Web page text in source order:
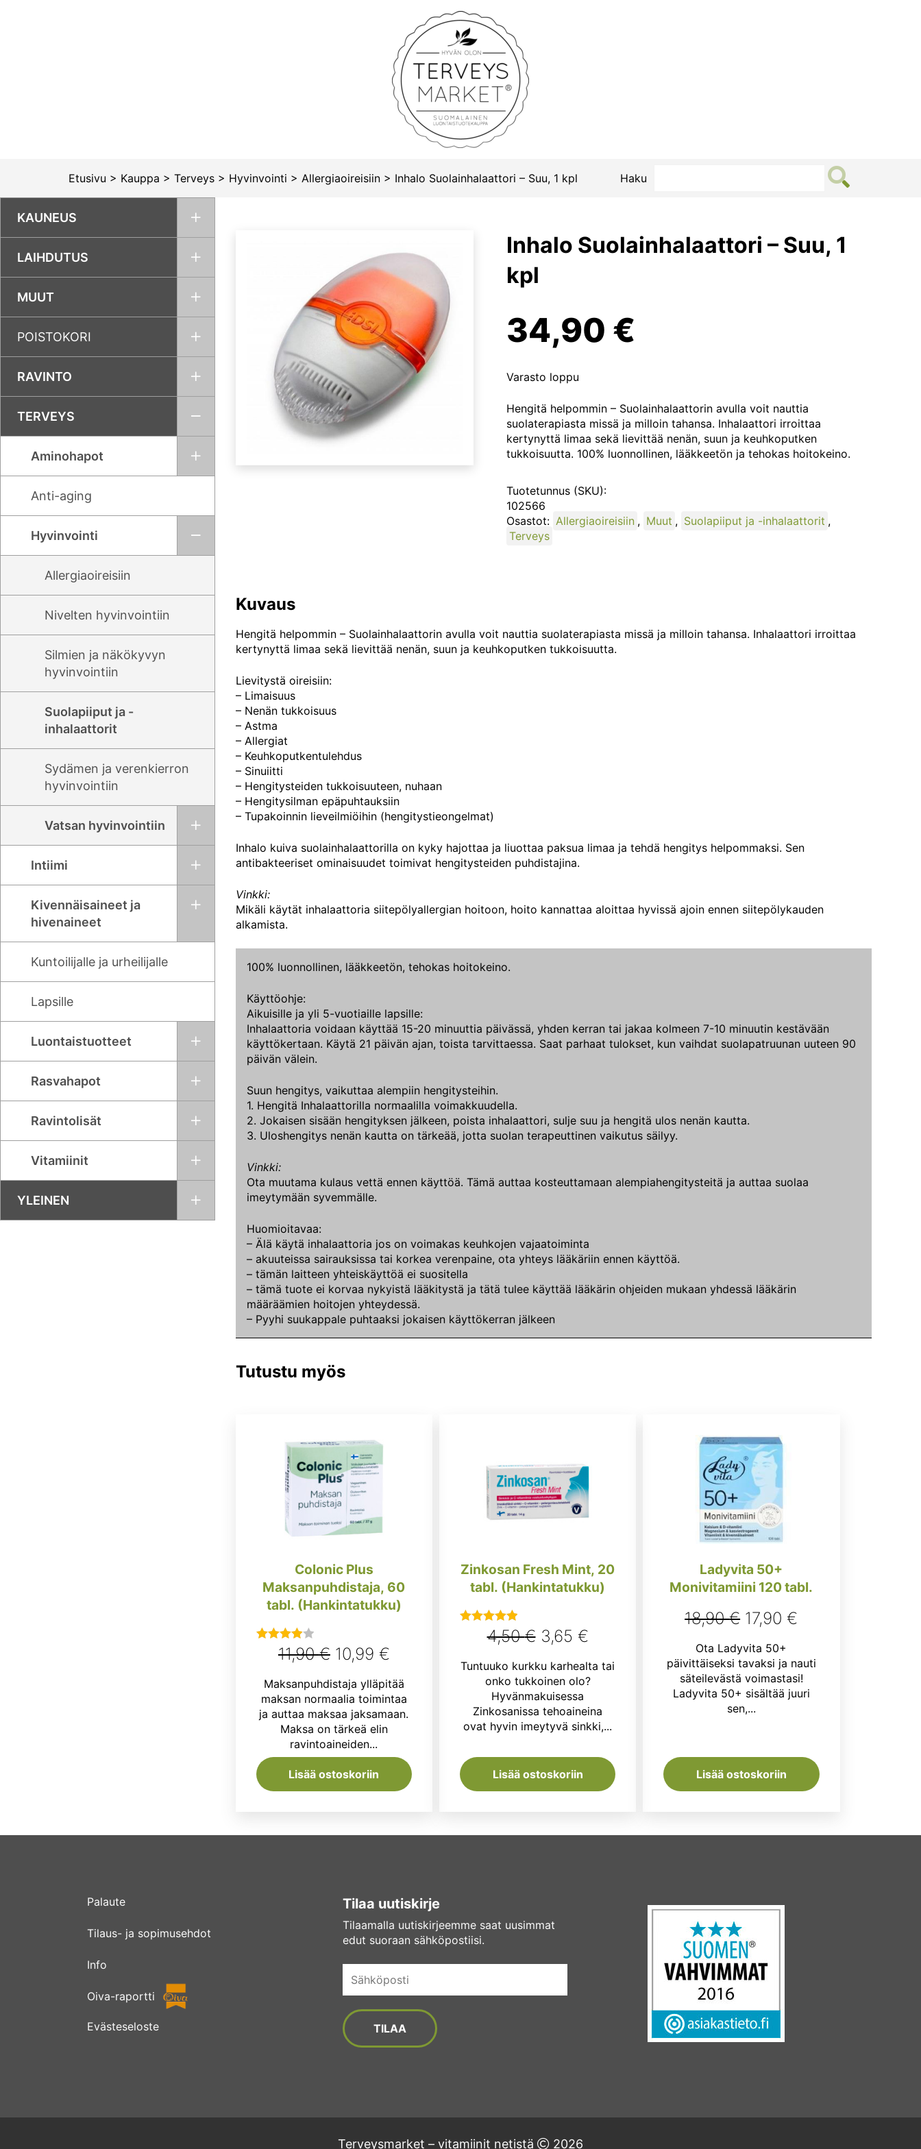
Terveysmarket
Etusivu > Kauppa > Terveys > Hyvinvointi > Allergiaoireisiin > Inhalo Suolainhalaattori – Suu, 1 kpl Haku
KAUNEUS
LAIHDUTUS
MUUT
POISTOKORI
RAVINTO
TERVEYS
Aminohapot
Anti-aging
Hyvinvointi
Allergiaoireisiin
Nivelten hyvinvointiin
Silmien ja näkökyvyn
hyvinvointiin
Suolapiiput ja -
inhalaattorit
Sydämen ja verenkierron
hyvinvointiin
Vatsan hyvinvointiin
Intiimi
Kivennäisaineet ja
hivenaineet
Kuntoilijalle ja urheilijalle
Lapsille
Luontaistuotteet
Rasvahapot
Ravintolisät
Vitamiinit
YLEINEN
Inhalo Suolainhalaattori – Suu, 1
kpl
34,90 €
Varasto loppu
Hengitä helpommin – Suolainhalaattorin avulla voit nauttia
suolaterapiasta missä ja milloin tahansa. Inhalaattori irroittaa
kertynyttä limaa sekä lievittää nenän, suun ja keuhkoputken
tukkoisuutta. 100% luonnollinen, lääkkeetön ja tehokas hoitokeino.
Tuotetunnus (SKU):
102566
Osastot: Allergiaoireisiin , Muut , Suolapiiput ja -inhalaattorit ,
Terveys
Kuvaus
Hengitä helpommin – Suolainhalaattorin avulla voit nauttia suolaterapiasta missä ja milloin tahansa. Inhalaattori irroittaa
kertynyttä limaa sekä lievittää nenän, suun ja keuhkoputken tukkoisuutta.
Lievitystä oireisiin:
– Limaisuus
– Nenän tukkoisuus
– Astma
– Allergiat
– Keuhkoputkentulehdus
– Sinuiitti
– Hengitysteiden tukkoisuuteen, nuhaan
– Hengitysilman epäpuhtauksiin
– Tupakoinnin lieveilmiöihin (hengitystieongelmat)
Inhalo kuiva suolainhalaattorilla on kyky hajottaa ja liuottaa paksua limaa ja tehdä hengitys helpommaksi. Sen
antibakteeriset ominaisuudet toimivat hengitysteiden puhdistajina.
Vinkki:
Mikäli käytät inhalaattoria siitepölyallergian hoitoon, hoito kannattaa aloittaa hyvissä ajoin ennen siitepölykauden
alkamista.
100% luonnollinen, lääkkeetön, tehokas hoitokeino.
Käyttöohje:
Aikuisille ja yli 5-vuotiaille lapsille:
Inhalaattoria voidaan käyttää 15-20 minuuttia päivässä, yhden kerran tai jakaa kolmeen 7-10 minuutin kestävään
käyttökertaan. Käytä 21 päivän ajan, toista tarvittaessa. Saat parhaat tulokset, kun vaihdat suolapatruunan uuteen 90
päivän välein.
Suun hengitys, vaikuttaa alempiin hengitysteihin.
1. Hengitä Inhalaattorilla normaalilla voimakkuudella.
2. Jokaisen sisään hengityksen jälkeen, poista inhalaattori, sulje suu ja hengitä ulos nenän kautta.
3. Uloshengitys nenän kautta on tärkeää, jotta suolan terapeuttinen vaikutus säilyy.
Vinkki:
Ota muutama kulaus vettä ennen käyttöä. Tämä auttaa kosteuttamaan alempiahengitysteitä ja auttaa suolaa
imeytymään syvemmälle.
Huomioitavaa:
– Älä käytä inhalaattoria jos on voimakas keuhkojen vajaatoiminta
– akuuteissa sairauksissa tai korkea verenpaine, ota yhteys lääkäriin ennen käyttöä.
– tämän laitteen yhteiskäyttöä ei suositella
– tämä tuote ei korvaa nykyistä lääkitystä ja tätä tulee käyttää lääkärin ohjeiden mukaan yhdessä lääkärin
määräämien hoitojen yhteydessä.
– Pyyhi suukappale puhtaaksi jokaisen käyttökerran jälkeen
Tutustu myös
Colonic Plus
Maksanpuhdistaja, 60
tabl. (Hankintatukku)
Arvostelu
tuotteesta:
4.00/ 5
11,90€ Alkuperäinen
hinta
oli:
11,90 €.
10,99 €Nykyinen
hinta
on:
10,99 €.
Maksanpuhdistaja ylläpitää
maksan normaalia toimintaa
ja auttaa maksaa jaksamaan.
Maksa on tärkeä elin
ravintoaineiden...
Lisää ostoskoriin
Zinkosan Fresh Mint, 20
tabl. (Hankintatukku)
Arvostelu
tuotteesta:
5.00/ 5
4,50€ Alkuperäinen
hinta
oli:
4,50 €.
3,65 €Nykyinen
hinta
on:
3,65 €.
Tuntuuko kurkku karhealta tai
onko tukkoinen olo?
Hyvänmakuisessa
Zinkosanissa tehoaineina
ovat hyvin imeytyvä sinkki,...
Lisää ostoskoriin
Ladyvita 50+
Monivitamiini 120 tabl.
18,90€ Alkuperäinen
hinta
oli:
18,90 €.
17,90 €
on:
17,90 €.
Ota Ladyvita 50+
päivittäiseksi tavaksi ja nauti
säteilevästä voimastasi!
Ladyvita 50+ sisältää juuri
sen,...
Lisää ostoskoriin
Palaute
Tilaus- ja sopimusehdot
Info
Oiva-raportti
Evästeseloste
Tilaa uutiskirje
Tilaamalla uutiskirjeemme saat uusimmat
edut suoraan sähköpostiisi.
Terveysmarket – vitamiinit netistä 2026